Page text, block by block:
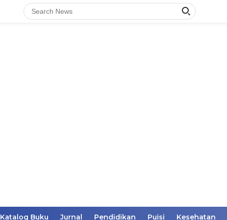
Katalog Buku Jurnal Pendidikan Puisi Kesehatan